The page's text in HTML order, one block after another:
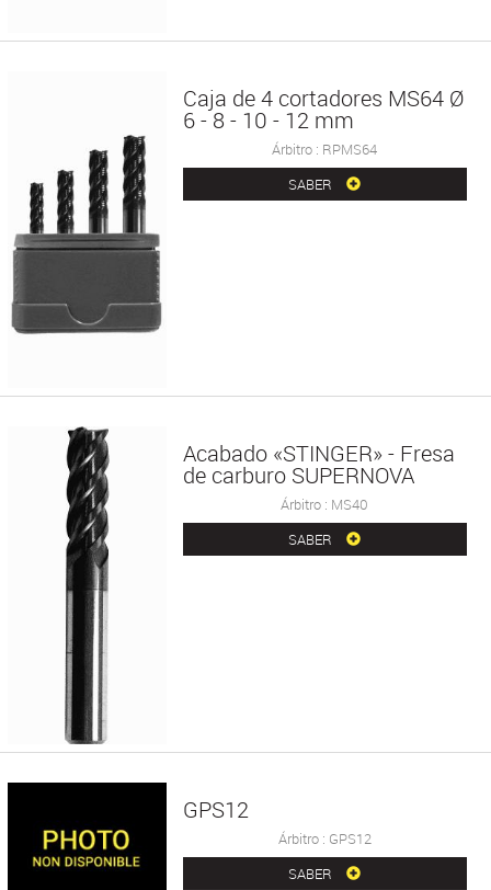
Caja de 4 cortadores MS64 Ø
6 - 8 - 10 - 12 mm
Árbitro : RPMS64
SABER
Acabado «STINGER» - Fresa
de carburo SUPERNOVA
Árbitro : MS40
SABER
GPS12
Árbitro : GPS12
SABER